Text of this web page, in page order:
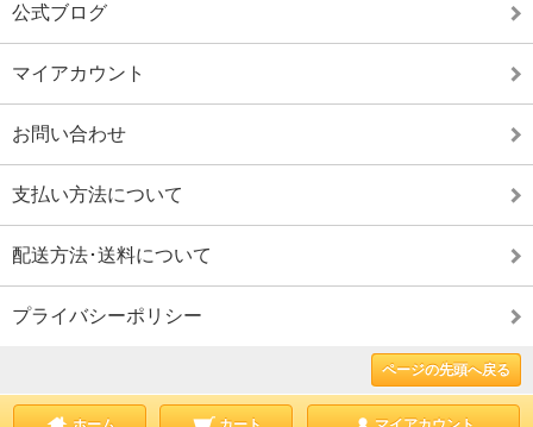
公式ブログ
マイアカウント
お問い合わせ
支払い方法について
配送方法･送料について
プライバシーポリシー
ページの先頭へ戻る